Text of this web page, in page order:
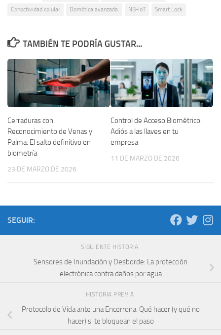
Conectividad celular
Domótica avanzada. NB-IoT Smart Lock
TAMBIÉN TE PODRÍA GUSTAR...
Cerraduras con
Reconocimiento de Venas y
Palma: El salto definitivo en
biometría
23 DE MARZO DE 2026
Control de Acceso Biométrico:
Adiós a las llaves en tu
empresa
11 DE MARZO DE 2026
SEGUIR:
SIGUIENTE HISTORIA
Sensores de Inundación y Desborde: La protección
electrónica contra daños por agua
HISTORIA PREVIA
Protocolo de Vida ante una Encerrona: Qué hacer (y qué no
hacer) si te bloquean el paso